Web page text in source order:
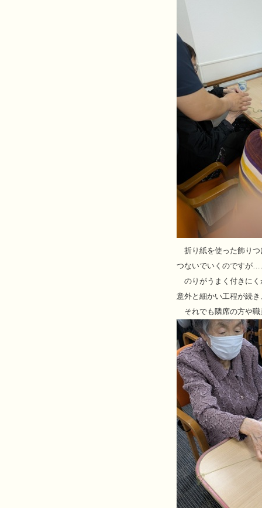
折り紙を使った飾りつ
つないでいくのですが
のりがうまく付きにく
意外と細かい工程が続
それでも隣席の方や